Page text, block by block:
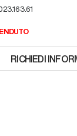
RICHIEDI